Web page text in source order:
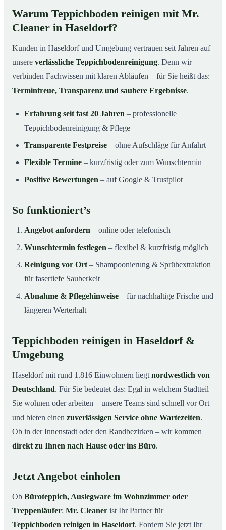
Warum Teppichboden reinigen mit Mr.
Cleaner in Haseldorf?
Kunden in Haseldorf und Umgebung vertrauen seit Jahren auf
unsere verlässliche Teppichbodenreinigung. Denn wir
verbinden Fachwissen mit klaren Abläufen – für Sie heißt das:
Termintreue, Transparenz und saubere Ergebnisse.
Erfahrung seit fast 20 Jahren – professionelle
Teppichbodenreinigung & Pflege
Transparente Festpreise – ohne Aufschläge für Anfahrt
Flexible Termine – kurzfristig oder zum Wunschtermin
Positive Bewertungen – auf Google & Trustpilot
So funktioniert’s
Angebot anfordern – online oder telefonisch
Wunschtermin festlegen – flexibel & kurzfristig möglich
Reinigung vor Ort – Shampoonierung & Sprühextraktion
für fasertiefe Sauberkeit
Abnahme & Pflegehinweise – für nachhaltige Frische und
längeren Werterhalt
Teppichboden reinigen in Haseldorf &
Umgebung
Haseldorf mit rund 1.816 Einwohnern liegt nordwestlich von
Deutschland. Für Sie bedeutet das: Egal in welchem Stadtteil
Sie wohnen oder arbeiten – unsere Teams sind schnell vor Ort
und bieten einen zuverlässigen Service ohne Wartezeiten.
Ob in der Innenstadt oder den Randbezirken – wir kommen
direkt zu Ihnen nach Hause oder ins Büro.
Jetzt Angebot einholen
Ob Büroteppich, Auslegware im Wohnzimmer oder
Treppenläufer: Mr. Cleaner ist Ihr Partner für
Teppichboden reinigen in Haseldorf. Fordern Sie jetzt Ihr